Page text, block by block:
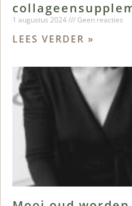
1 augustus 2024 Geen reacties
LEES VERDER »